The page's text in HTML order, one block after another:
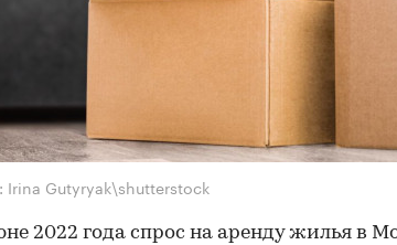
Irina Gutyryak\shutterstock
2022 года спрос на аренду жилья в